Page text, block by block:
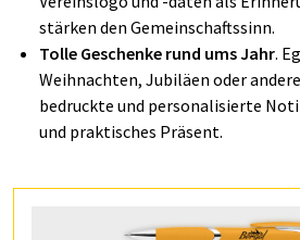
stärken den Gemeinschaftssinn.
Tolle Geschenke rund ums Jahr.
Weihnachten, Jubiläen oder
bedruckte und personalisierte
und praktisches Präsent.